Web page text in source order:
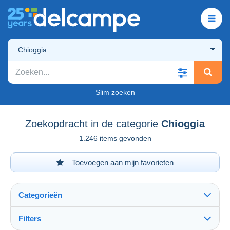
Chioggia
Slim zoeken
Zoekopdracht in de categorie Chioggia
1.246 items gevonden
Toevoegen aan mijn favorieten
Categorieën
Filters